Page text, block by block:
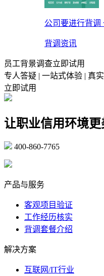
公司要进行背调
背调资讯
员工背景调查立即试用
专人答疑 | 一站式体验 | 真
立即试用
让职业信用环境更
400-860-7765
产品与服务
客观项目验证
工作经历核实
背调套餐介绍
解决方案
互联网/IT行业